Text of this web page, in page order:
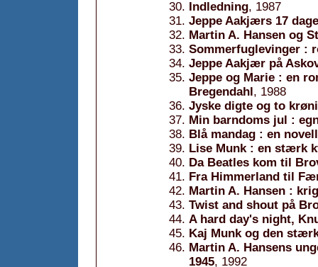
Indledning, 1987
Jeppe Aakjærs 17
Martin A. Hansen og
Sommerfuglevinger :
Jeppe Aakjær på
Jeppe og Marie : en
Bregendahl, 1988
Jyske digte og to
Min barndoms jul :
Blå mandag : en
Lise Munk : en stærk
Da Beatles kom til
Fra Himmerland til
Martin A. Hansen :
Twist and shout på
A hard day's night,
Kaj Munk og den
Martin A. Hansens
1945, 1992